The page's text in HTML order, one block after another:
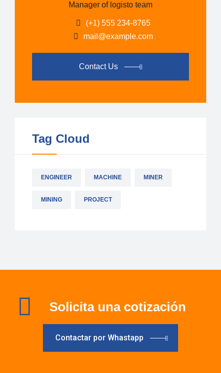
Manager of logisto team
(+1) 555 234-8765
mail@example.com
Contact Us
Tag Cloud
ENGINEER MACHINE MINER
MINING PROJECT
Solicita una cotización
Contactar por Whastapp